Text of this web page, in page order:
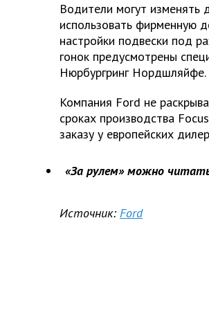
Водители могут
использовать фирменную
настройки подвески под
гонок предусмотрены
Нюрбургринг Нордшляйфе.
Компания Ford не
сроках производства Focus
заказу у европейских
«За рулем» можно
Источник: Ford